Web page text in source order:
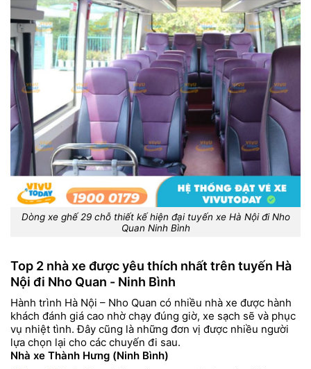
Dòng xe ghế 29 chỗ thiết kế hiện đại tuyến xe Hà Nội đi Nho
Quan Ninh Bình
Top 2 nhà xe được yêu thích nhất trên tuyến Hà
Nội đi Nho Quan - Ninh Bình
Hành trình Hà Nội – Nho Quan có nhiều nhà xe được hành
khách đánh giá cao nhờ chạy đúng giờ, xe sạch sẽ và phục
vụ nhiệt tình. Đây cũng là những đơn vị được nhiều người
lựa chọn lại cho các chuyến đi sau.
Nhà xe Thành Hưng (Ninh Bình)